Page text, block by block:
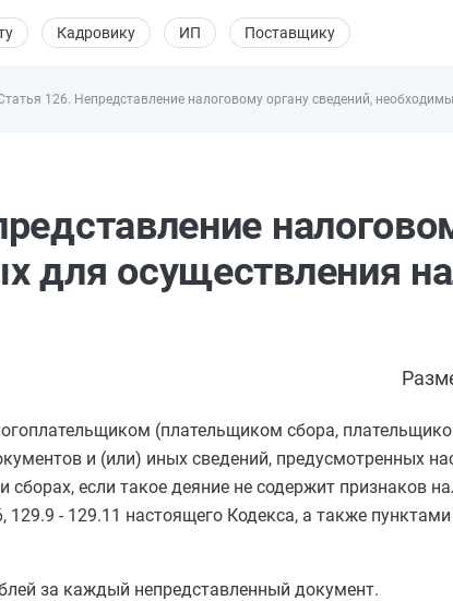
Кадровику ИП Поставщику
126. Непредставление налоговому органу сведений,
для осуществления
(плательщиком сбора,
и (или) иных сведений, предусмотренных
если такое деяние не содержит признаков
, 129.9 - 129.11 настоящего Кодекса, а также пунктами
за каждый непредставленный документ.